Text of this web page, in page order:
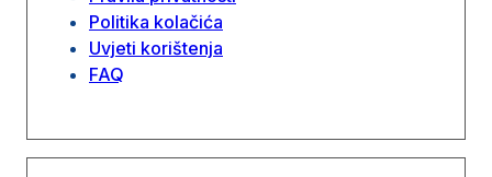
Politika kolačića
Uvjeti korištenja
FAQ